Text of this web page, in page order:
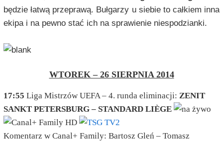
będzie łatwą przeprawą. Bułgarzy u siebie to całkiem inna
ekipa i na pewno stać ich na sprawienie niespodzianki.
WTOREK – 26 SIERPNIA 2014
17:55 Liga Mistrzów UEFA – 4. runda eliminacji: ZENIT
SANKT PETERSBURG – STANDARD LIÈGE
Komentarz w Canal+ Family: Bartosz Gleń – Tomasz